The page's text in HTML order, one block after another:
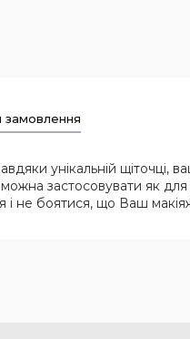
замовлення
унікальній щіточці,
застосовувати як
і не боятися, що Ваш